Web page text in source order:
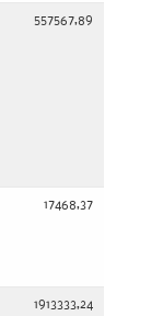
557567,89
17468,37
1913333,24